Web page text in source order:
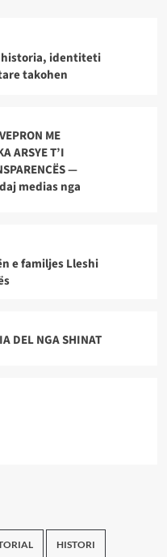
historia, identiteti
takohen
ME
ARSYE T’I
—
medias nga
e familjes Lleshi
DEL NGA SHINAT
HISTORI